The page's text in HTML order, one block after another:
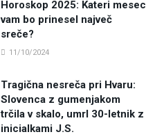
Horoskop 2025: Kateri mesec
vam bo prinesel največ
sreče?
11/10/2024
Tragična nesreča pri Hvaru:
Slovenca z gumenjakom
trčila v skalo, umrl 30-letnik z
inicialkami J.S.